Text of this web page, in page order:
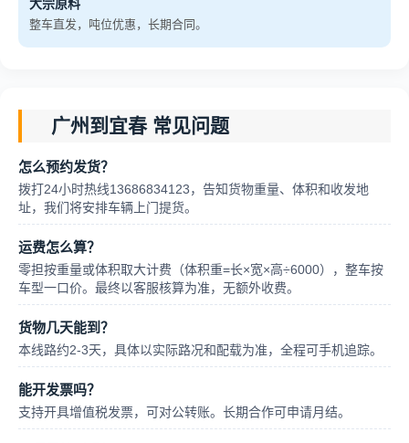
大宗原料
整车直发，吨位优惠，长期合同。
广州到宜春 常见问题
怎么预约发货？
拨打24小时热线13686834123，告知货物重量、体积和收发地
址，我们将安排车辆上门提货。
运费怎么算？
零担按重量或体积取大计费（体积重=长×宽×高÷6000），整车按
车型一口价。最终以客服核算为准，无额外收费。
货物几天能到？
本线路约2-3天，具体以实际路况和配载为准，全程可手机追踪。
能开发票吗？
支持开具增值税发票，可对公转账。长期合作可申请月结。